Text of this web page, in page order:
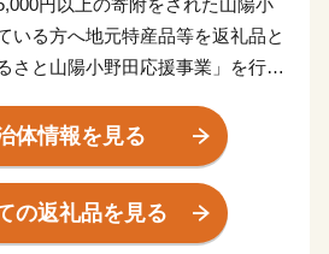
円以上の寄附をされた山陽小
いる方へ地元特産品等を返礼品と
さと山陽小野田応援事業」を行っ
さと山陽小野田を思い出していた
応援をよろしくお願いいたしま
体情報を見る
の返礼品を見る